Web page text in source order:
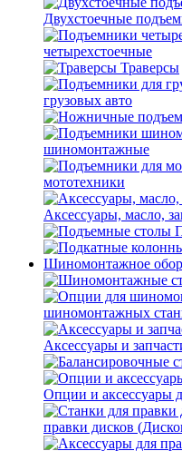
Двухстоечные
четырехстоечные
Траверсы
грузовых авто
шиномонтажные
мототехники
Аксессуары, масло,
Шиномонтажное
шиномонтажных
Аксессуары и
Опции и аксессуары
правки дисков